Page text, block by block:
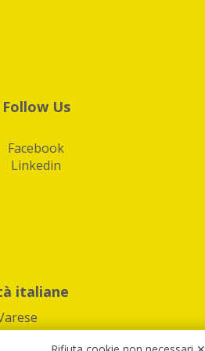
Follow Us
Facebook
Linkedin
italiane